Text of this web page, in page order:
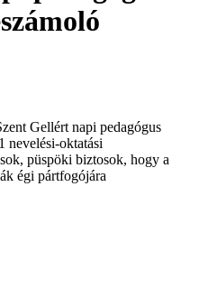
Gellért napi pedagógus
nevelési-oktatási
püspöki biztosok, hogy a
égi pártfogójára